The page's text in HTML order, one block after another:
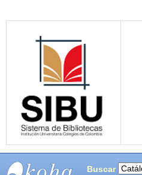
Buscar